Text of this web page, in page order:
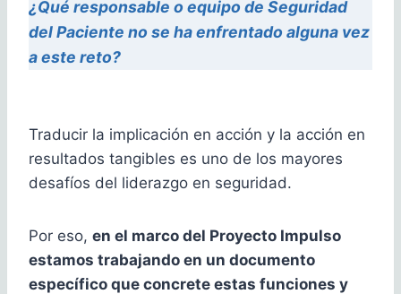
¿Qué responsable o equipo de Seguridad
del Paciente no se ha enfrentado alguna vez
a este reto?
Traducir la implicación en acción y la acción en
resultados tangibles es uno de los mayores
desafíos del liderazgo en seguridad.
Por eso, en el marco del Proyecto Impulso
estamos trabajando en un documento
específico que concrete estas funciones y